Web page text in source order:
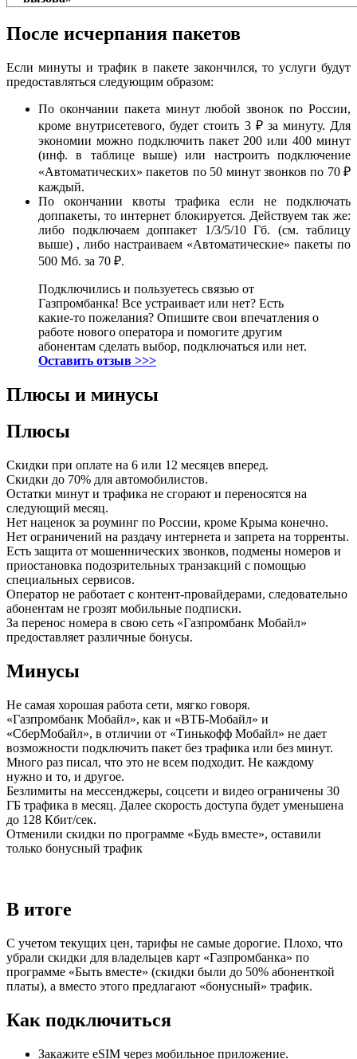
После исчерпания пакетов
Если минуты и трафик в пакете закончился, то услуги будут
предоставляться следующим образом:
По окончании пакета минут любой звонок по России,
кроме внутрисетевого, будет стоить 3 ₽ за минуту. Для
экономии можно подключить пакет 200 или 400 минут
(инф. в таблице выше) или настроить подключение
«Автоматических» пакетов по 50 минут звонков по 70 ₽
каждый.
По окончании квоты трафика если не подключать
доппакеты, то интернет блокируется. Действуем так же:
либо подключаем доппакет 1/3/5/10 Гб. (см. таблицу
выше) , либо настраиваем «Автоматические» пакеты по
500 Мб. за 70 ₽.
Подключились и пользуетесь связью от
Газпромбанка! Все устраивает или нет? Есть
какие-то пожелания? Опишите свои впечатления о
работе нового оператора и помогите другим
абонентам сделать выбор, подключаться или нет.
Оставить отзыв >>>
Плюсы и минусы
Плюсы
Скидки при оплате на 6 или 12 месяцев вперед.
Скидки до 70% для автомобилистов.
Остатки минут и трафика не сгорают и переносятся на
следующий месяц.
Нет наценок за роуминг по России, кроме Крыма конечно.
Нет ограничений на раздачу интернета и запрета на торренты.
Есть защита от мошеннических звонков, подмены номеров и
приостановка подозрительных транзакций с помощью
специальных сервисов.
Оператор не работает с контент-провайдерами, следовательно
абонентам не грозят мобильные подписки.
За перенос номера в свою сеть «Газпромбанк Мобайл»
предоставляет различные бонусы.
Минусы
Не самая хорошая работа сети, мягко говоря.
«Газпромбанк Мобайл», как и «ВТБ-Мобайл» и
«СберМобайл», в отличии от «Тинькофф Мобайл» не дает
возможности подключить пакет без трафика или без минут.
Много раз писал, что это не всем подходит. Не каждому
нужно и то, и другое.
Безлимиты на мессенджеры, соцсети и видео ограничены 30
ГБ трафика в месяц. Далее скорость доступа будет уменьшена
до 128 Кбит/сек.
Отменили скидки по программе «Будь вместе», оставили
только бонусный трафик
В итоге
С учетом текущих цен, тарифы не самые дорогие. Плохо, что
убрали скидки для владельцев карт «Газпромбанка» по
программе «Быть вместе» (скидки были до 50% абоненткой
платы), а вместо этого предлагают «бонусный» трафик.
Как подключиться
Закажите eSIM через мобильное приложение.